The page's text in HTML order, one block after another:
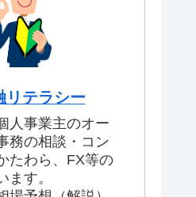
リテラシー
人事業主のオー
務の相談・コン
たわら、FX等の
ます。